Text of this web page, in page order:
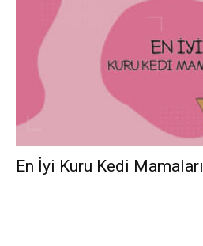
En İyi Kuru Kedi Mamaları